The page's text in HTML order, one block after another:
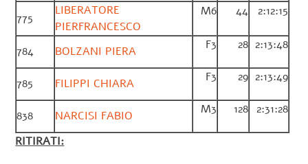
775
LIBERATORE
PIERFRANCESCO
M6 44 2:12:15
784 BOLZANI PIERA F3 28 2:13:48
785 FILIPPI CHIARA F3 29 2:13:49
838 NARCISI FABIO M3 128 2:31:28
RITIRATI: